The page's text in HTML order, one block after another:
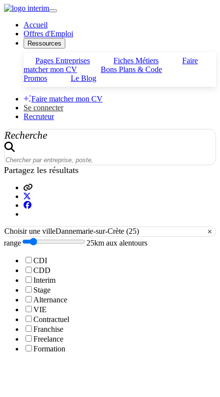
Accueil
Offres d'Emploi
Ressources
Pages Entreprises Fiches Métiers
Faire
matcher mon CV
Bons Plans & Code
Promos
Le Blog
Faire matcher mon CV
Se connecter
Recruteur
Recherche
Partagez les résultats
Choisir une villeDannemarie-sur-Crète (25) ×
range 25km aux alentours
CDI
CDD
Interim
Stage
Alternance
VIE
Contractuel
Franchise
Freelance
Formation